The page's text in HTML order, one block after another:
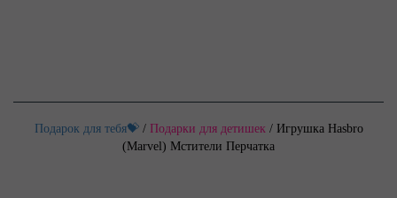
Подарок для тебя💝/ Подарки для детишек/ Игрушка Hasbro
(Marvel) Мстители Перчатка